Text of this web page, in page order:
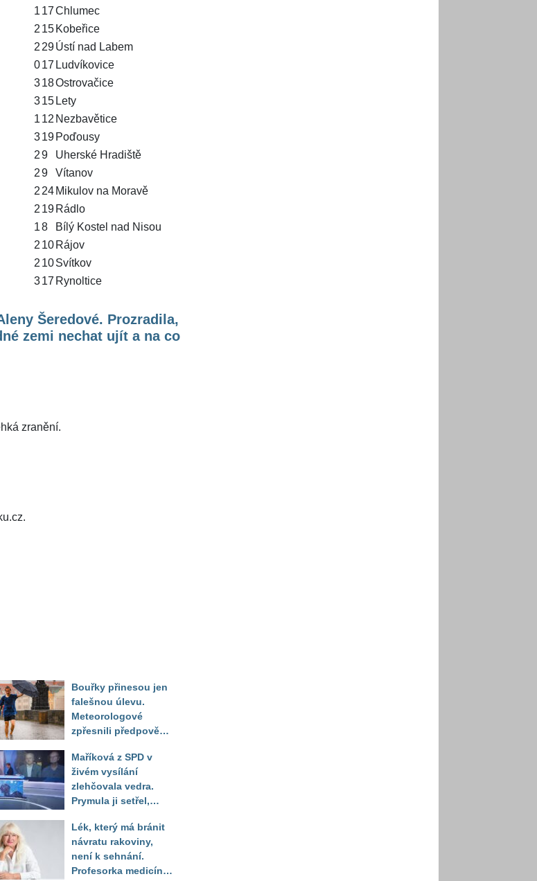
1 17Chlumec
2 15 Kobeřice
2 29Ústí nad Labem
017 Ludvíkovice
318Ostrovačice
315 Lety
1 12 Nezbavětice
319 Poďousy
29
Uherské Hradiště
29
Vítanov
2 24 Mikulov na Moravě
2 19 Rádlo
18
Bílý Kostel nad Nisou
2 10 Rájov
2 10Svítkov
317 Rynoltice
Šeredové. Prozradila,
zemi nechat ujít a na co
zranění.
Bouřky přinesou jen
falešnou úlevu.
Meteorologové
zpřesnili předpověď
horkého počasí
Maříková z SPD v
živém vysílání
zlehčovala vedra.
Prymula ji setřel,
číslo
Lék, který má bránit
návratu rakoviny,
není k sehnání.
Profesorka medicíny